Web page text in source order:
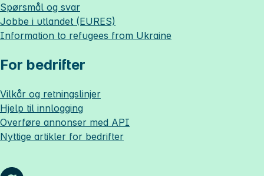
Spørsmål og svar
Jobbe i utlandet (EURES)
Information to refugees from Ukraine
For bedrifter
Vilkår og retningslinjer
Hjelp til innlogging
Overføre annonser med API
Nyttige artikler for bedrifter